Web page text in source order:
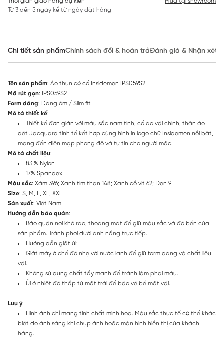
Từ 3 đến 5 ngày kể từ ngày đặt hàng
Chi tiết sản phẩmChính sách đổi & hoàn trảĐánh giá & Nhận xét
Tên sản phẩm: Áo thun có cổ Insidemen IPS059S2
Mã rút gọn: IPS059S2
Form dáng: Dáng ôm / Slim fit
Mô tả thiết kế:
Thiết kế đơn giản với màu sắc nam tính, cổ áo vải chính, thân áo
dệt Jacquard tinh tế kết hợp cùng hình in logo chữ Insidemen nổi bật,
mang đến diện mạp phong độ và tự tin cho người mặc.
Mô tả chất liệu:
83 % Nylon
17% Spandex
Màu sắc: Xám 396; Xanh tím than 148; Xanh cổ vịt 62; Đen 9
Size: S, M, L, XL, XXL
Sản xuất: Việt Nam
Hướng dẫn bảo quản:
Bảo quản nơi khô ráo, thoáng mát để giữ màu sắc và độ bền của
sản phẩm. Tránh phơi dưới ánh nắng trực tiếp.
Hướng dẫn giặt ủi:
Giặt máy ở chế độ nhẹ với nước lạnh để giữ form dáng và chất liệu
vải.
Không sử dụng chất tẩy mạnh để tránh làm phai màu.
Ủi ở nhiệt độ thấp từ mặt trái để bảo vệ bề mặt vải.
Lưu ý:
Hình ảnh chỉ mang tính chất minh họa. Màu sắc thực tế có thể khác
biệt do ánh sáng khi chụp ảnh hoặc màn hình hiển thị của khách
hàng.